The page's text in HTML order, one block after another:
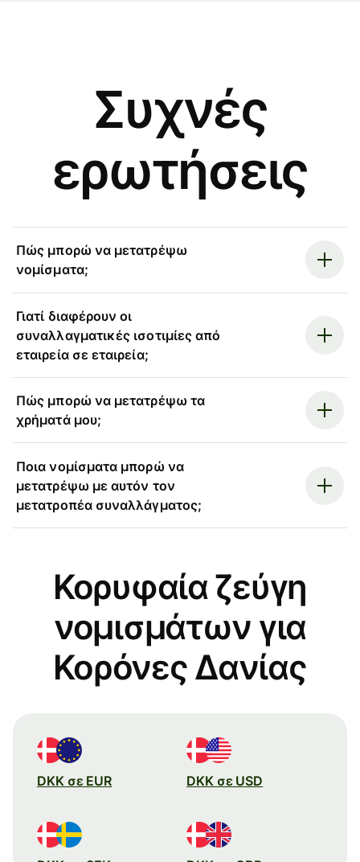
Συχνές
ερωτήσεις
Πώς μπορώ να μετατρέψω
νομίσματα;
Γιατί διαφέρουν οι
συναλλαγματικές ισοτιμίες από
εταιρεία σε εταιρεία;
Πώς μπορώ να μετατρέψω τα
χρήματά μου;
Ποια νομίσματα μπορώ να
μετατρέψω με αυτόν τον
μετατροπέα συναλλάγματος;
Κορυφαία ζεύγη
νομισμάτων για
Κορόνες Δανίας
DKK σε EUR DKK σε USD